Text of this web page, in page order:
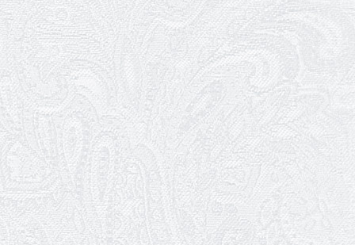
частини»
09.02.2026
Пішов з життя Ігор Дідурко
06.02.2026
Пішов з життя Андрій Шишкін
03.02.2026
Ювілей Олександра Белякова
02.02.2026
Конкурс на заміщення вакантних
посад